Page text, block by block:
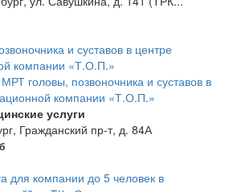
МРТ головы, позвоночника и суставов в
компании «Т.О.П.»
услуги
Гражданский пр-т, д. 84А